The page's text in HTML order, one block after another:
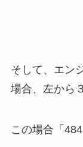
そして、エン
場合、左から
この場合「